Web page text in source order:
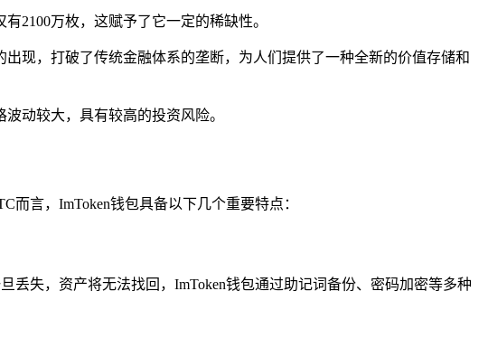
2100万枚，这赋予了它一定的稀缺性。
现，打破了传统金融体系的垄断，为人们提供了一种全新的价值存储和
动较大，具有较高的投资风险。
言，ImToken钱包具备以下几个重要特点：
丢失，资产将无法找回，ImToken钱包通过助记词备份、密码加密等多种